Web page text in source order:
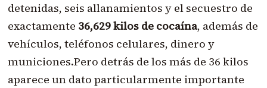
detenidas, seis allanamientos y el secuestro de
exactamente 36,629 kilos de cocaína, además de
vehículos, teléfonos celulares, dinero y
municiones.Pero detrás de los más de 36 kilos
aparece un dato particularmente importante